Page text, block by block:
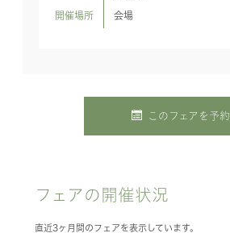
開催場所 会場
このフェアを予約
フェアの開催状況
直近3ヶ月間のフェアを表示しています。